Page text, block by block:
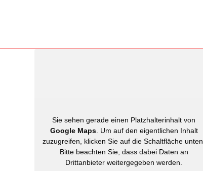
Sie sehen gerade einen Platzhalterinhalt von
Google Maps. Um auf den eigentlichen Inhalt
zuzugreifen, klicken Sie auf die Schaltfläche unten.
Bitte beachten Sie, dass dabei Daten an
Drittanbieter weitergegeben werden.